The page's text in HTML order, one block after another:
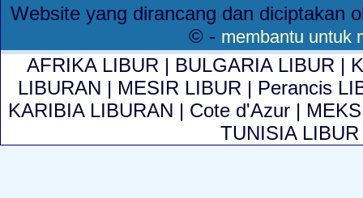
Website yang dirancang dan diciptakan
© - membantu untuk
AFRIKA LIBUR | BULGARIA LIBUR |
LIBURAN | MESIR LIBUR | Perancis
KARIBIA LIBURAN | Cote d'Azur |
TUNISIA